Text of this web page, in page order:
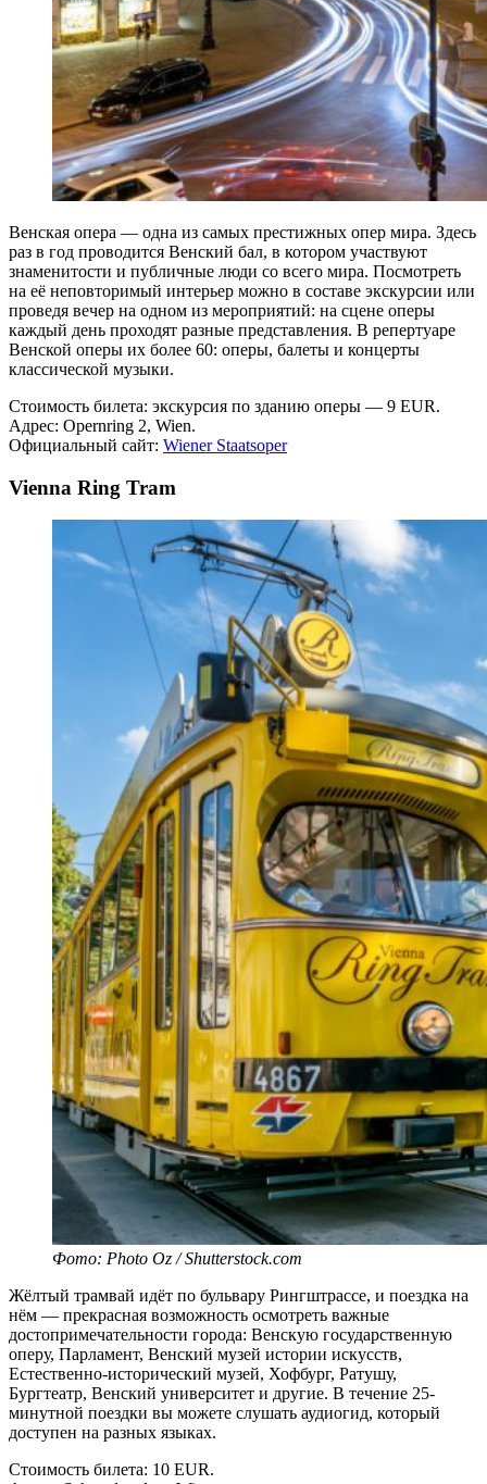
Венская опера — одна из самых престижных опер мира. Здесь
раз в год проводится Венский бал, в котором участвуют
знаменитости и публичные люди со всего мира. Посмотреть
на её неповторимый интерьер можно в составе экскурсии или
проведя вечер на одном из мероприятий: на сцене оперы
каждый день проходят разные представления. В репертуаре
Венской оперы их более 60: оперы, балеты и концерты
классической музыки.
Стоимость билета: экскурсия по зданию оперы — 9 EUR.
Адрес: Opernring 2, Wien.
Официальный сайт: Wiener Staatsoper
Vienna Ring Tram
Фото: Photo Oz / Shutterstock.com
Жёлтый трамвай идёт по бульвару Рингштрассе, и поездка на
нём — прекрасная возможность осмотреть важные
достопримечательности города: Венскую государственную
оперу, Парламент, Венский музей истории искусств,
Естественно-исторический музей, Хофбург, Ратушу,
Бургтеатр, Венский университет и другие. В течение 25-
минутной поездки вы можете слушать аудиогид, который
доступен на разных языках.
Стоимость билета: 10 EUR.